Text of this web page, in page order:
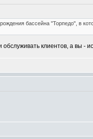
бассейна "Торпедо", в
клиентов, а вы -